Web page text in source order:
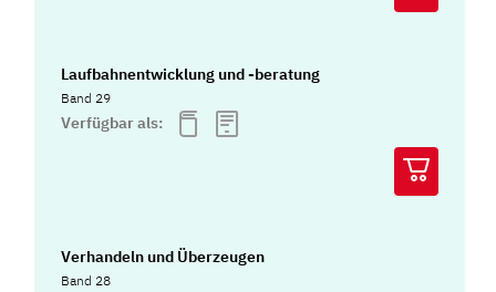
Laufbahnentwicklung und -beratung
Band 29
Verfügbar als:
Verhandeln und Überzeugen
Band 28